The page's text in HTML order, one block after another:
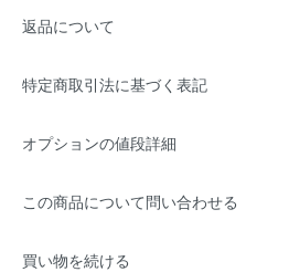
返品について
特定商取引法に基づく表記
オプションの値段詳細
この商品について問い合わせる
買い物を続ける